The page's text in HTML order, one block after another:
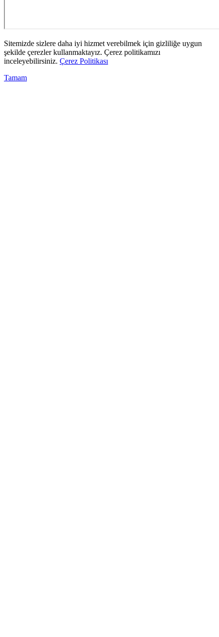
Sitemizde sizlere daha iyi hizmet verebilmek için gizliliğe uygun
şekilde çerezler kullanmaktayız. Çerez politikamızı
inceleyebilirsiniz. Çerez Politikası
Tamam